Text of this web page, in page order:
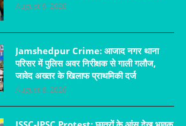
August 9, 2026
Jamshedpur Crime: आजाद नगर थाना
परिसर में पुलिस अवर निरीक्षक से गाली गलौज,
जावेद अख्तर के खिलाफ प्राथमिकी दर्ज
August 8, 2026